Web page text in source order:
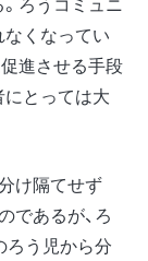
なくなってい
進させる手段
にとっては大
け隔てせず
であるが、ろ
ろう児から分